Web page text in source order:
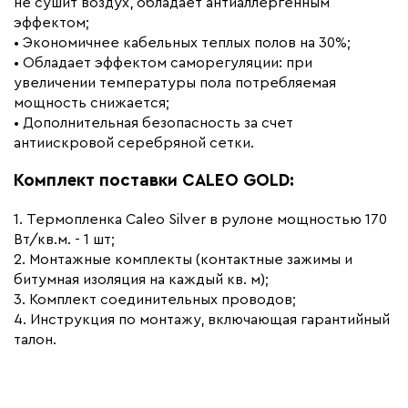
эффектом;
• Экономичнее кабельных теплых полов на 30%;
• Обладает эффектом саморегуляции: при
увеличении температуры пола потребляемая
мощность снижается;
• Дополнительная безопасность за счет
антиискровой серебряной сетки.
Комплект поставки CALEO GOLD:
1. Термопленка Caleo Silver в рулоне мощностью 170
Вт/кв.м. - 1 шт;
2. Монтажные комплекты (контактные зажимы и
битумная изоляция на каждый кв. м);
3. Комплект соединительных проводов;
4. Инструкция по монтажу, включающая гарантийный
талон.